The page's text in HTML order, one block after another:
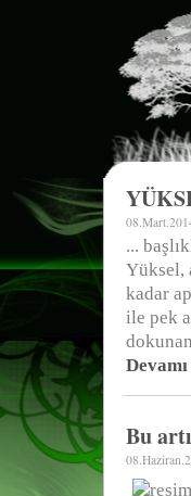
...
Yüksel,
kadar
ile pek
Devamı
Bu